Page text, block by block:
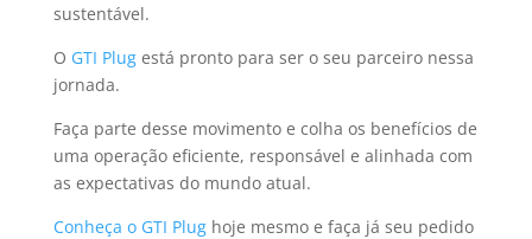
sustentável.
O GTI Plugestá pronto para ser o seu parceiro nessa
jornada.
Faça parte desse movimento e colha os benefícios de
uma operação eficiente, responsável e alinhada com
as expectativas do mundo atual.
Conheça o GTI Plughoje mesmo e faça já seu pedido